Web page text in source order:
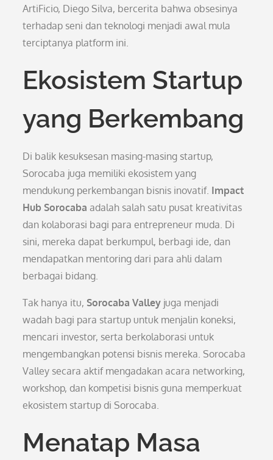
ArtiFicio, Diego Silva, bercerita bahwa obsesinya
terhadap seni dan teknologi menjadi awal mula
terciptanya platform ini.
Ekosistem Startup
yang Berkembang
Di balik kesuksesan masing-masing startup,
Sorocaba juga memiliki ekosistem yang
mendukung perkembangan bisnis inovatif. Impact
Hub Sorocaba adalah salah satu pusat kreativitas
dan kolaborasi bagi para entrepreneur muda. Di
sini, mereka dapat berkumpul, berbagi ide, dan
mendapatkan mentoring dari para ahli dalam
berbagai bidang.
Tak hanya itu, Sorocaba Valley juga menjadi
wadah bagi para startup untuk menjalin koneksi,
mencari investor, serta berkolaborasi untuk
mengembangkan potensi bisnis mereka. Sorocaba
Valley secara aktif mengadakan acara networking,
workshop, dan kompetisi bisnis guna memperkuat
ekosistem startup di Sorocaba.
Menatap Masa